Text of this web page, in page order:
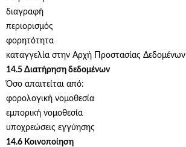
διαγραφή
περιορισμός
φορητότητα
καταγγελία στην Αρχή Προστασίας Δεδομένων
14.5 Διατήρηση δεδομένων
Όσο απαιτείται από:
φορολογική νομοθεσία
εμπορική νομοθεσία
υποχρεώσεις εγγύησης
14.6 Κοινοποίηση